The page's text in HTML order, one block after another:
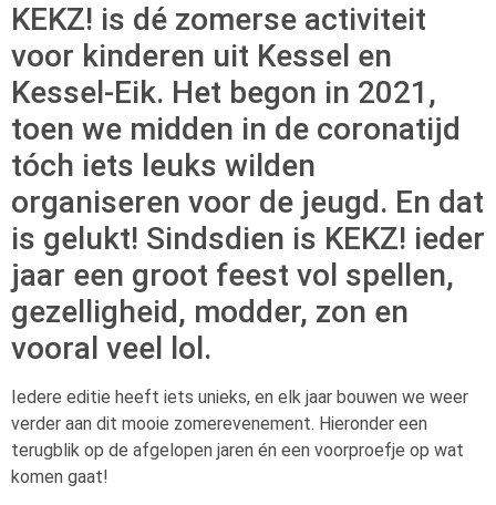
KEKZ! is dé zomerse activiteit
voor kinderen uit Kessel en
Kessel-Eik. Het begon in 2021,
toen we midden in de coronatijd
tóch iets leuks wilden
organiseren voor de jeugd. En dat
is gelukt! Sindsdien is KEKZ! ieder
jaar een groot feest vol spellen,
gezelligheid, modder, zon en
vooral veel lol.
Iedere editie heeft iets unieks, en elk jaar bouwen we weer
verder aan dit mooie zomerevenement. Hieronder een
terugblik op de afgelopen jaren én een voorproefje op wat
komen gaat!